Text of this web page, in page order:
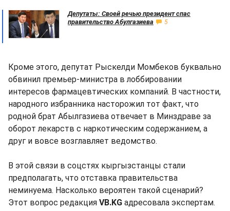
Депутаты: Своей речью президент спас
правительство Абулгазиева
5
Кроме этого, депутат Рыскелди Момбеков буквально
обвинил премьер-министра в лоббировании
интересов фармацевтических компаний. В частности,
народного избранника насторожил тот факт, что
родной брат Абылгазиева отвечает в Минздраве за
оборот лекарств с наркотическим содержанием, а
друг и вовсе возглавляет ведомство.
В этой связи в соцстях кыргызстанцы стали
предполагать, что отставка правительства
неминуема. Насколько вероятен такой сценарий?
Этот вопрос редакция VB.KG адресовала экспертам.